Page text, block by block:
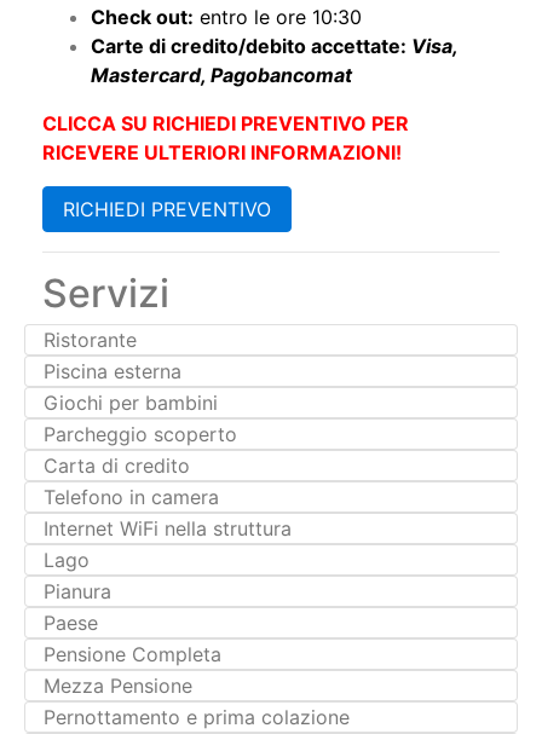
Carte di credito/debito accettate:
Mastercard, Pagobancomat
RICEVERE ULTERIORI INFORMAZIONI!
RICHIEDI PREVENTIVO
Servizi
Ristorante
Piscina esterna
Giochi per bambini
Parcheggio scoperto
Carta di credito
Telefono in camera
Internet WiFi nella struttura
Lago
Pianura
Paese
Pensione Completa
Mezza Pensione
Pernottamento e prima colazione